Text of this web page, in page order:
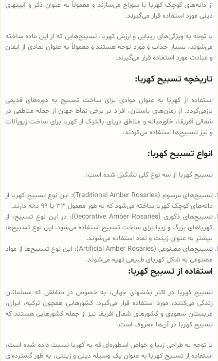
از دانه‌های کوچک کهربا با سوراخ می‌سازند و معمولاً به عنوان ذکر و آیین‎های
دینی مورد استفاده قرار می‌گیرند.
با توجه به ویژگی‌های زیبایی و ارزش کهربا، تسبیح‌هایی که از این ماده ساخته
می‌شوند، بسیار جذاب و مورد توجه هستند و معمولاً به عنوان نمادی از ایمان
و عبادت مورد استفاده قرار می‌گیرند.
تاریخچه تسبیح کهربا:
استفاده از کهربا به عنوان موادی برای ساخت تسبیح به دوره‌های قدیمی
بازمی‌گردد. از زمان‌های باستان، افراد در برخی نقاط جهان از جمله مناطقی در
شمالی آفریقا، خاورمیانه و مناطق دریای بالتیک از کهربا برای ساخت زیورآلات
و نیز تسبیح‌ها استفاده می‌کردند.
انواع تسبیح کهربا:
تسبیح کهربا از سه نوع کلی تشکیل شده است:
تسبیح‌های مرسوم (Traditional Amber Rosaries): این نوع تسبیح کهربا از
دانه‌های کوچک کهربا ساخته می‌شود که به طور معمول 33 یا 99 دانه دارند.
تسبیح‌های دکوری (Decorative Amber Rosaries): در این نوع تسبیح، از
کهربا‌های بزرگ و زیبا برای ساخت تسبیح استفاده می‌شود. این نوع تسبیح‌ها
بیشتر به عنوان زینت و نماد استفاده می‌شوند.
تسبیح‌های مصنوعی (Artificial Amber Rosaries): این نوع تسبیح‌ها از مواد
مصنوعی به شکل کهربای طبیعی تهیه می‌شوند.
استفاده از تسبیح کهربا:
تسبیح کهربا در اکثر بخشهای جهان، به خصوص در مناطقی که مسلمانان
زندگی می‌کنند، مورد استفاده قرار می‌گیرد. کشورهایی همچون ترکیه، ایران،
عربستان سعودی و کشورهای شمال آفریقا نیز از جمله کشورهایی هستند که
تسبیح کهربا در آن‌ها معروف است.
با توجه به طراحی زیبا و خواص اسطوره‌ای که به کهربا نسبت داده شده است،
استفاده از تسبیح کهربا به عنوان یک وسیله دینی و زینتی، به طور گسترده‌ای